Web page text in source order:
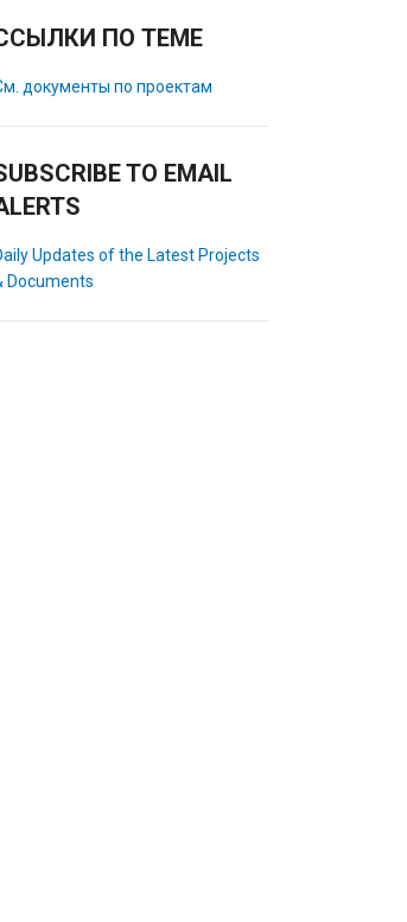
ПО ТЕМЕ
документы по проектам
TO EMAIL
Updates of the Latest Projects
Documents